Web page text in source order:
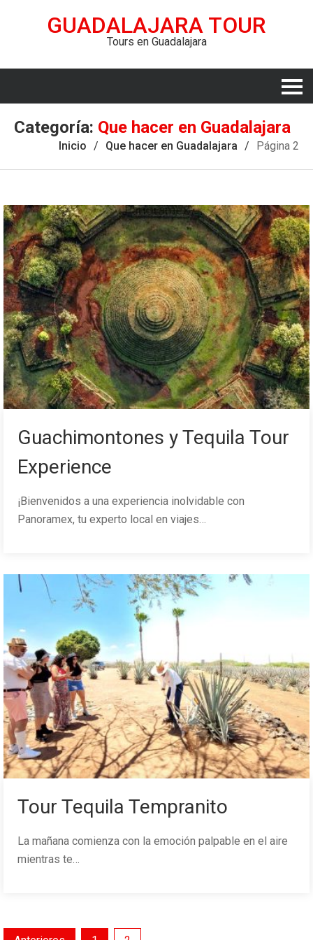
GUADALAJARA TOUR
Tours en Guadalajara
Categoría: Que hacer en Guadalajara
Inicio Que hacer en Guadalajara Página 2
Guachimontones y Tequila Tour
Experience
¡Bienvenidos a una experiencia inolvidable con
Panoramex, tu experto local en viajes…
Tour Tequila Tempranito
La mañana comienza con la emoción palpable en el aire
mientras te…